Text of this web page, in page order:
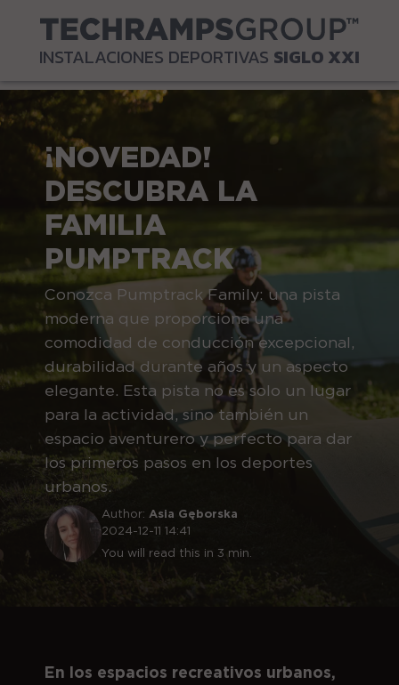
INSTALACIONES DEPORTIVAS SIGLO XXI
¡NOVEDAD!
DESCUBRA LA
FAMILIA
PUMPTRACK
Conozca Pumptrack Family: una pista
moderna que proporciona una
comodidad de conducción excepcional,
durabilidad durante años y un aspecto
elegante. Esta pista no es solo un lugar
para la actividad, sino también un
espacio aventurero y perfecto para dar
los primeros pasos en los deportes
urbanos.
Author: Asia Gęborska
2024-12-11 14:41
You will read this in 3 min.
En los espacios recreativos urbanos,